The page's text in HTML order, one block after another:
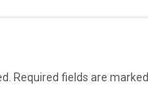
Required fields are marked